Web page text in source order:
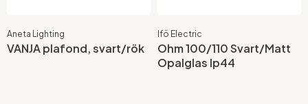
Aneta Lighting
VANJA plafond, svart/rök
Ifö Electric
Ohm 100/110 Svart/Matt
Opalglas Ip44